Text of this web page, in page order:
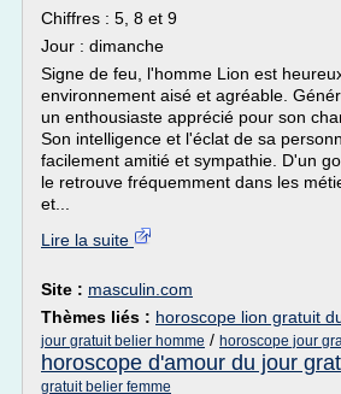
Chiffres : 5, 8 et 9
Jour : dimanche
Signe de feu, l'homme Lion est
environnement aisé et agréable.
un enthousiaste apprécié pour son
Son intelligence et l'éclat de sa
facilement amitié et sympathie. D'un
le retrouve fréquemment dans les
et...
Lire la suite
Site : masculin.com
Thèmes liés : horoscope lion gratuit
jour gratuit belier homme / horoscope jour
horoscope d'amour du jour
gratuit belier femme